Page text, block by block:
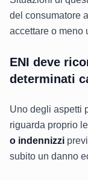
del consumatore a
accettare o meno
ENI deve
determinati
Uno degli aspetti
riguarda proprio le
o indennizzi
subito un danno